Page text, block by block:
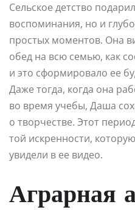
Сельское детство
воспоминания, но и
простых моментов. Она
обед на всю семью, как
и это сформировало ее
Даже тогда, когда она
во время учебы, Даша
о творчестве. Этот
той искренности,
увидели в ее видео.
Аграрная